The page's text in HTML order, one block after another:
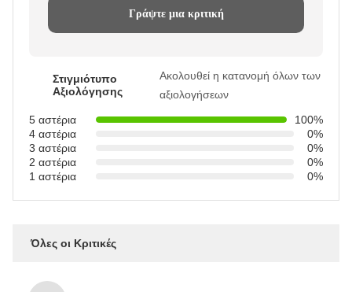
Γράψτε μια κριτική
Στιγμιότυπο
Αξιολόγησης
Ακολουθεί η κατανομή όλων των
αξιολογήσεων
5 αστέρια
100%
4 αστέρια
0%
3 αστέρια
0%
2 αστέρια
0%
1 αστέρια
0%
Όλες οι Κριτικές